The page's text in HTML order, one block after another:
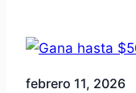
febrero 11, 2026